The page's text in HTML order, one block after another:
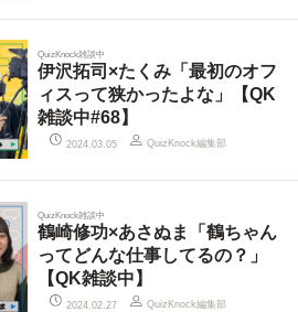
QuizKnock雑談中
伊沢拓司×たくみ「最初のオフ
ィスって狭かったよな」【QK
雑談中#68】
2024.03.05 QuizKnock編集部
QuizKnock雑談中
鶴崎修功×あさぬま「鶴ちゃん
ってどんな仕事してるの？」
【QK雑談中】
2024.02.27 QuizKnock編集部